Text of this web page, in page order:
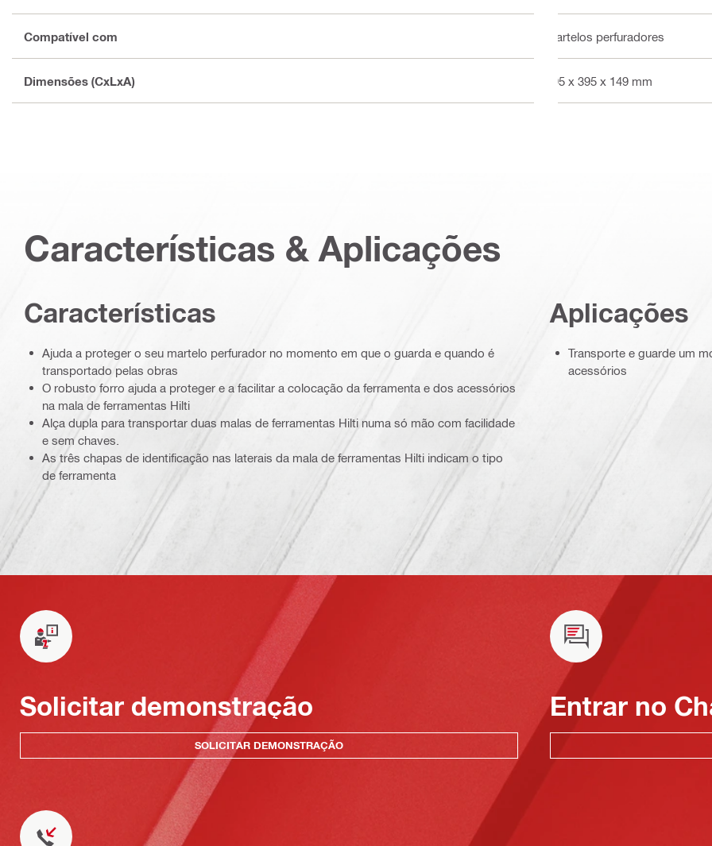
Compatível com Martelos perfuradores
Dimensões (CxLxA) 495 x 395 x 149 mm
Características & Aplicações
Características
Ajuda a proteger o seu martelo perfurador no momento em que o guarda e quando é
transportado pelas obras
O robusto forro ajuda a proteger e a facilitar a colocação da ferramenta e dos acessórios
na mala de ferramentas Hilti
Alça dupla para transportar duas malas de ferramentas Hilti numa só mão com facilidade
e sem chaves.
As três chapas de identificação nas laterais da mala de ferramentas Hilti indicam o tipo
de ferramenta
Aplicações
Transporte e guarde um
acessórios
Solicitar demonstração
SOLICITAR DEMONSTRAÇÃO
Entrar no